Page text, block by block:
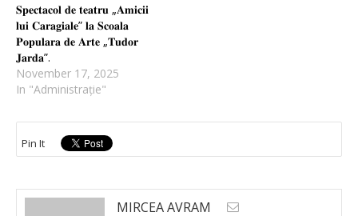
𝐒𝐩𝐞𝐜𝐭𝐚𝐜𝐨𝐥 𝐝𝐞 𝐭𝐞𝐚𝐭𝐫𝐮 „𝐀𝐦𝐢𝐜𝐢𝐢
𝐥𝐮𝐢 𝐂𝐚𝐫𝐚𝐠𝐢𝐚𝐥𝐞” 𝐥𝐚 𝐒𝐜𝐨𝐚𝐥𝐚
𝐏𝐨𝐩𝐮𝐥𝐚𝐫𝐚 𝐝𝐞 𝐀𝐫𝐭𝐞 „𝐓𝐮𝐝𝐨𝐫
𝐉𝐚𝐫𝐝𝐚”.
November 17, 2025
In "Administrație"
Pin It
MIRCEA AVRAM